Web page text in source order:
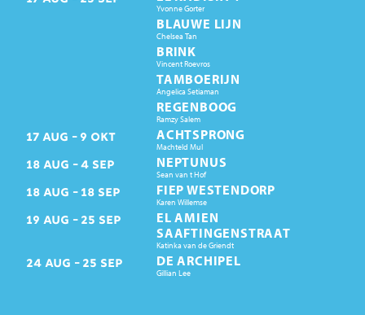
Yvonne Gorter
BLAUWE LIJN
Chelsea Tan
BRINK
Vincent Roevros
TAMBOERIJN
Angelica Setiaman
REGENBOOG
Ramzy Salem
17 AUG 9 OKT ACHTSPRONG
Machteld Mul
18 AUG 4 SEP NEPTUNUS
Sean van t Hof
18 AUG 18 SEP FIEP WESTENDORP
Karen Willemse
19 AUG 25 SEP
EL AMIEN
SAAFTINGENSTRAAT
Katinka van de Griendt
24 AUG 25 SEP DE ARCHIPEL
Gillian Lee